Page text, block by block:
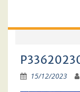
15/12/2023